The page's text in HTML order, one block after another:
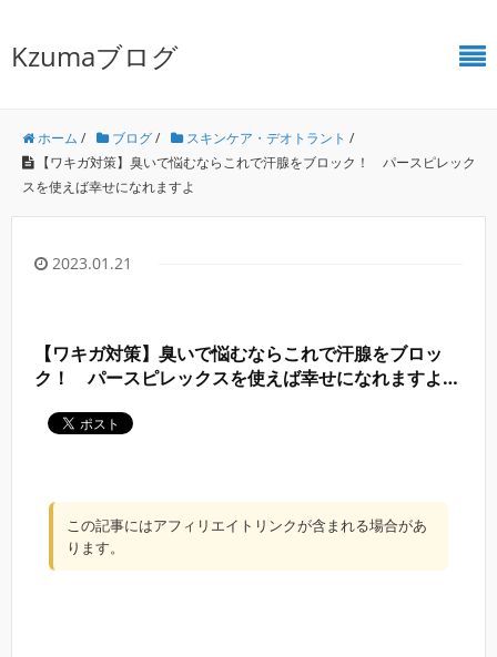
Kzumaブログ
ホーム / ブログ/ スキンケア・デオトラント /
【ワキガ対策】臭いで悩むならこれで汗腺をブロック！ パースピレック
スを使えば幸せになれますよ
2023.01.21
【ワキガ対策】臭いで悩むならこれで汗腺をブロッ
ク！ パースピレックスを使えば幸せになれますよ
この記事にはアフィリエイトリンクが含まれる場合があ
ります。